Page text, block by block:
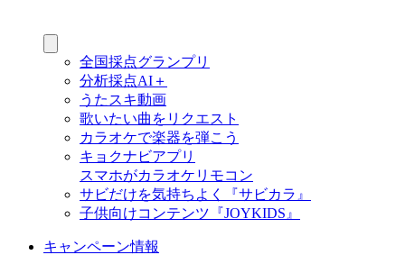
全国採点グランプリ
分析採点AI＋
うたスキ動画
歌いたい曲をリクエスト
カラオケで楽器を弾こう
キョクナビアプリ
スマホがカラオケリモコン
サビだけを気持ちよく『サビカラ』
子供向けコンテンツ『JOYKIDS』
キャンペーン情報